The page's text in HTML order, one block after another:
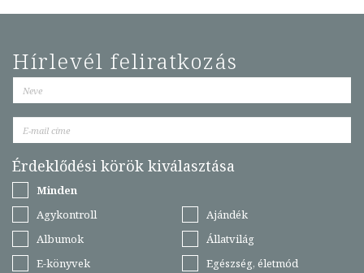
Hírlevél feliratkozás
Érdeklődési körök kiválasztása
Minden
Agykontroll
Ajándék
Albumok
Állatvilág
E-könyvek
Egészség, életmód